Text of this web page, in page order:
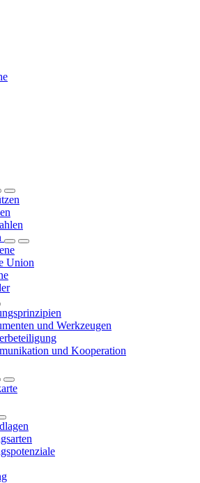
Union
und Werkzeugen
und Kooperation